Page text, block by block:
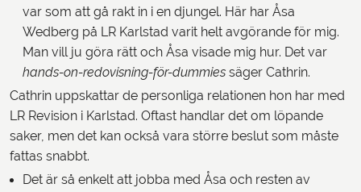
var som att gå rakt in i en djungel. Här har Åsa
Wedberg på LR Karlstad varit helt avgörande för mig.
Man vill ju göra rätt och Åsa visade mig hur. Det var
hands-on-redovisning-för-dummies säger Cathrin.
Cathrin uppskattar de personliga relationen hon har med
LR Revision i Karlstad. Oftast handlar det om löpande
saker, men det kan också vara större beslut som måste
fattas snabbt.
Det är så enkelt att jobba med Åsa och resten av